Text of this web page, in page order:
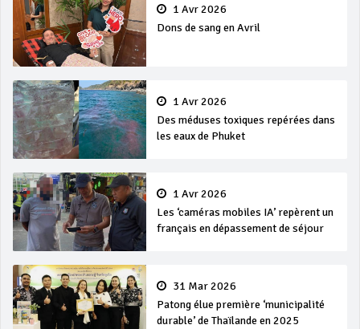
1 Avr 2026
Dons de sang en Avril
1 Avr 2026
Des méduses toxiques repérées dans
les eaux de Phuket
1 Avr 2026
Les ‘caméras mobiles IA’ repèrent un
français en dépassement de séjour
31 Mar 2026
Patong élue première ‘municipalité
durable’ de Thaïlande en 2025